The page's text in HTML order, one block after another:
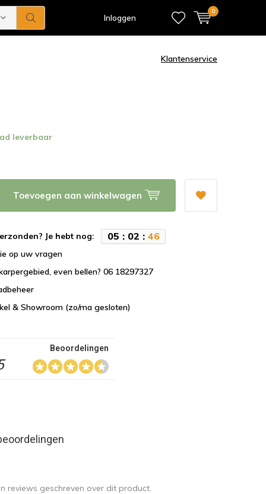
Inloggen
0
Klantenservice
leverbaar
Toevoegen aan winkelwagen
Je hebt nog: 05 : 02 : 46
op uw vragen
even bellen? 06 18297327
& Showroom (zo/ma gesloten)
Beoordelingen
reviews geschreven over dit product.